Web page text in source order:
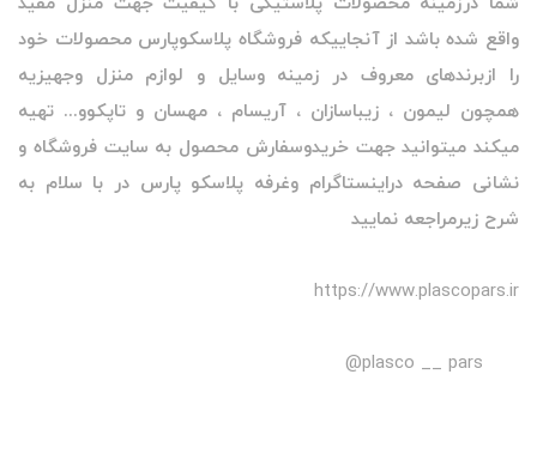
واقع شده باشد از آنجاییکه فروشگاه پلاسکوپارس محصولات خود
را ازبرندهای معروف در زمینه وسایل و لوازم منزل وجهیزیه
همچون لیمون ، زیباسازان ، آریسام ، مهسان و تاپکوو... تهیه
میکند میتوانید جهت خریدوسفارش محصول به سایت فروشگاه و
نشانی صفحه دراینستاگرام وغرفه پلاسکو پارس در با سلام به
شرح زیرمراجعه نمایید
https://www.plascopars.ir